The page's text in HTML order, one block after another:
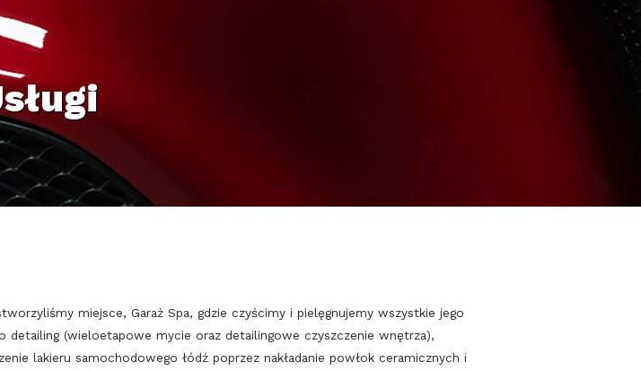
miejsce, Garaż Spa, gdzie czyścimy i pielęgnujemy wszystkie jego
detailing (wieloetapowe mycie oraz detailingowe czyszczenie wnętrza),
lakieru samochodowego łódź poprzez nakładanie powłok ceramicznych i